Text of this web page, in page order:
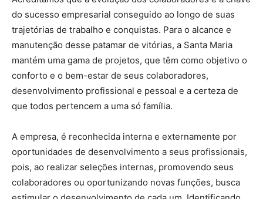
do sucesso empresarial conseguido ao longo de suas
trajetórias de trabalho e conquistas. Para o alcance e
manutenção desse patamar de vitórias, a Santa Maria
mantém uma gama de projetos, que têm como objetivo o
conforto e o bem-estar de seus colaboradores,
desenvolvimento profissional e pessoal e a certeza de
que todos pertencem a uma só família.
A empresa, é reconhecida interna e externamente por
oportunidades de desenvolvimento a seus profissionais,
pois, ao realizar seleções internas, promovendo seus
colaboradores ou oportunizando novas funções, busca